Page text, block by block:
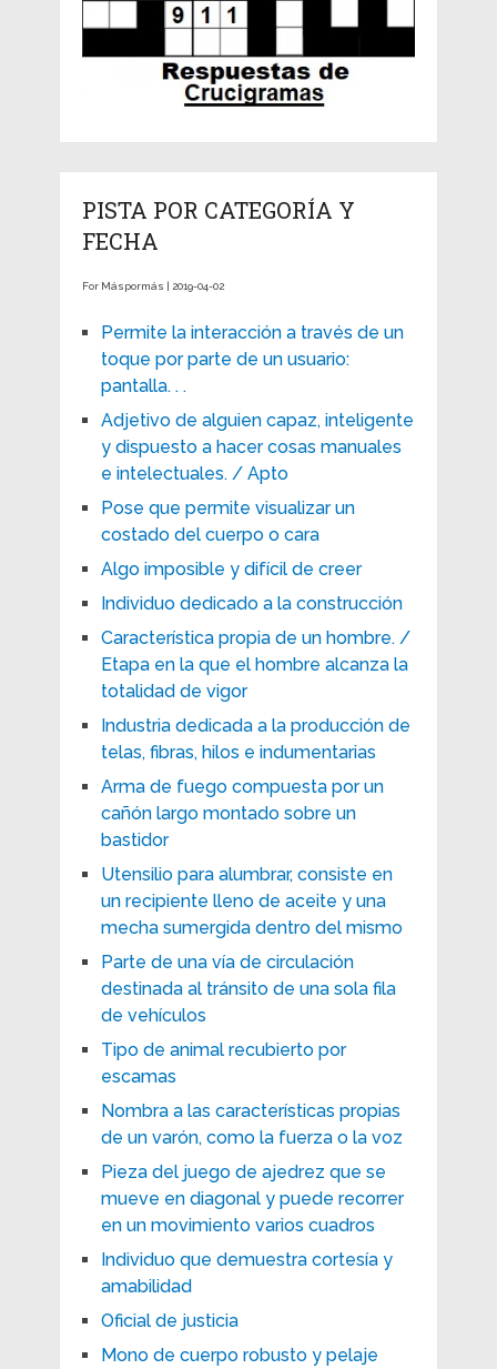
PISTA POR CATEGORÍA Y
FECHA
For Máspormás | 2019-04-02
Permite la interacción a través de un
toque por parte de un usuario:
pantalla. . .
Adjetivo de alguien capaz, inteligente
y dispuesto a hacer cosas manuales
e intelectuales. / Apto
Pose que permite visualizar un
costado del cuerpo o cara
Algo imposible y difícil de creer
Individuo dedicado a la construcción
Característica propia de un hombre. /
Etapa en la que el hombre alcanza la
totalidad de vigor
Industria dedicada a la producción de
telas, fibras, hilos e indumentarias
Arma de fuego compuesta por un
cañón largo montado sobre un
bastidor
Utensilio para alumbrar, consiste en
un recipiente lleno de aceite y una
mecha sumergida dentro del mismo
Parte de una vía de circulación
destinada al tránsito de una sola fila
de vehículos
Tipo de animal recubierto por
escamas
Nombra a las características propias
de un varón, como la fuerza o la voz
Pieza del juego de ajedrez que se
mueve en diagonal y puede recorrer
en un movimiento varios cuadros
Individuo que demuestra cortesía y
amabilidad
Oficial de justicia
Mono de cuerpo robusto y pelaje